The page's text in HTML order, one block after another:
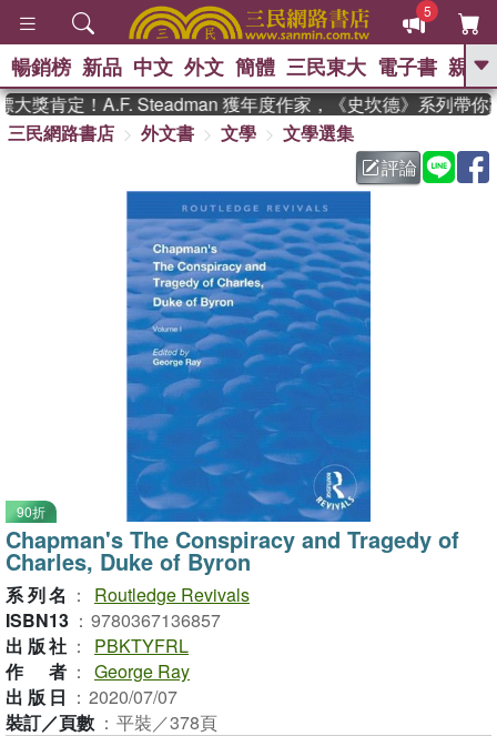
5
GO
熱搜： 東野圭吾 、
父親節 、 如果歷
暑期推薦 、 國際布克
獎 臺灣漫遊錄 、
登輝時代 、 數學女孩：黎曼猜想
偉大的迷走神經
暢銷榜 新品 中文 外文 簡體 三民東大 電子書 親子
獎肯定！A.F. Steadman 獲年度作家，《史坎德》系列帶你
三民網路書店
外文書 文學
文學選集
評論
90折
Chapman's The Conspiracy and Tragedy of
Charles, Duke of Byron
系列名 ：
Routledge Revivals
ISBN13 ： 9780367136857
出版社 ：
PBKTYFRL
作者 ： George Ray
出版日 ： 2020/07/07
裝訂／頁數 ： 平裝／378頁